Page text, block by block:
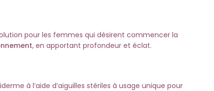
pour les femmes qui désirent commencer la
, en apportant profondeur et éclat.
à l’aide d’aiguilles stériles à usage unique pour